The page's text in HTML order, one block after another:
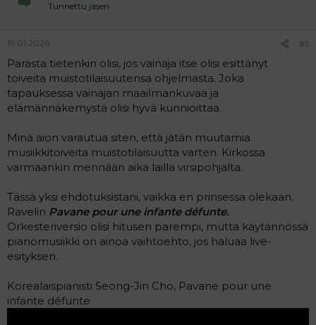
Tunnettu jäsen
19.01.2026 #5
Parasta tietenkin olisi, jos vainaja itse olisi esittänyt
toiveita muistotilaisuutensa ohjelmasta. Joka
tapauksessa vainajan maailmankuvaa ja
elämännäkemystä olisi hyvä kunnioittaa.
Minä aion varautua siten, että jätän muutamia
musiikkitoiveita muistotilaisuutta varten. Kirkossa
varmaankin mennään aika lailla virsipohjalta.
Tässä yksi ehdotuksistani, vaikka en prinsessa olekaan.
Ravelin Pavane pour une infante défunte.
Orkesteriversio olisi hitusen parempi, mutta käytännössä
pianomusiikki on ainoa vaihtoehto, jos haluaa live-
esityksen.
Korealaispianisti Seong-Jin Cho, Pavane pour une
infante défunte